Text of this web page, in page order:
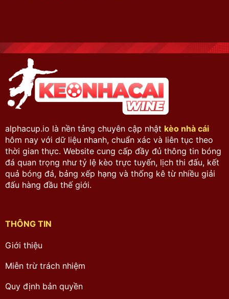
alphacup.io là nền tảng chuyên cập nhật kèo nhà cái
hôm nay với dữ liệu nhanh, chuẩn xác và liên tục theo
thời gian thực. Website cung cấp đầy đủ thông tin bóng
đá quan trọng như tỷ lệ kèo trực tuyến, lịch thi đấu, kết
quả bóng đá, bảng xếp hạng và thống kê từ nhiều giải
đấu hàng đầu thế giới.
THÔNG TIN
Giới thiệu
Miễn trừ trách nhiệm
Quy định bản quyền